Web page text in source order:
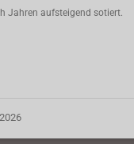
Jahren aufsteigend sotiert.